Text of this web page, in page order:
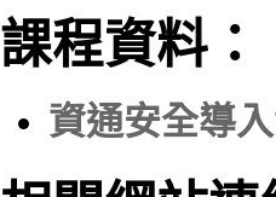
課程資料：
資通安全導